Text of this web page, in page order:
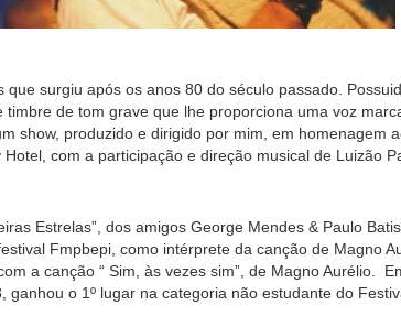
surgiu após os anos 80 do século passado.
de tom grave que lhe proporciona uma voz
show, produzido e dirigido por mim, em homenagem
com a participação e direção musical de Luizão
Estrelas”, dos amigos George Mendes & Paulo
Fmpbepi, como intérprete da canção de Magno
a canção “ Sim, às vezes sim”, de Magno Aurélio.
o 1º lugar na categoria não estudante do